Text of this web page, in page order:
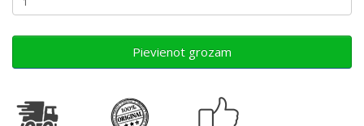
Pievienot grozam